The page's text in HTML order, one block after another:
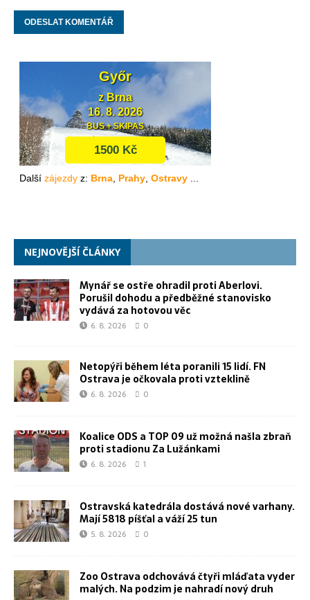
NEJNOVĚJŠÍ ČLÁNKY
Mynář se ostře ohradil proti Aberlovi.
Porušil dohodu a předběžné stanovisko
vydává za hotovou věc
6. 8. 2026 0
Netopýři během léta poranili 15 lidí. FN
Ostrava je očkovala proti vzteklině
6. 8. 2026 0
Koalice ODS a TOP 09 už možná našla zbraň
proti stadionu Za Lužánkami
6. 8. 2026 1
Ostravská katedrála dostává nové varhany.
Mají 5818 píšťal a váží 25 tun
5. 8. 2026 0
Zoo Ostrava odchovává čtyři mláďata vyder
malých. Na podzim je nahradí nový druh